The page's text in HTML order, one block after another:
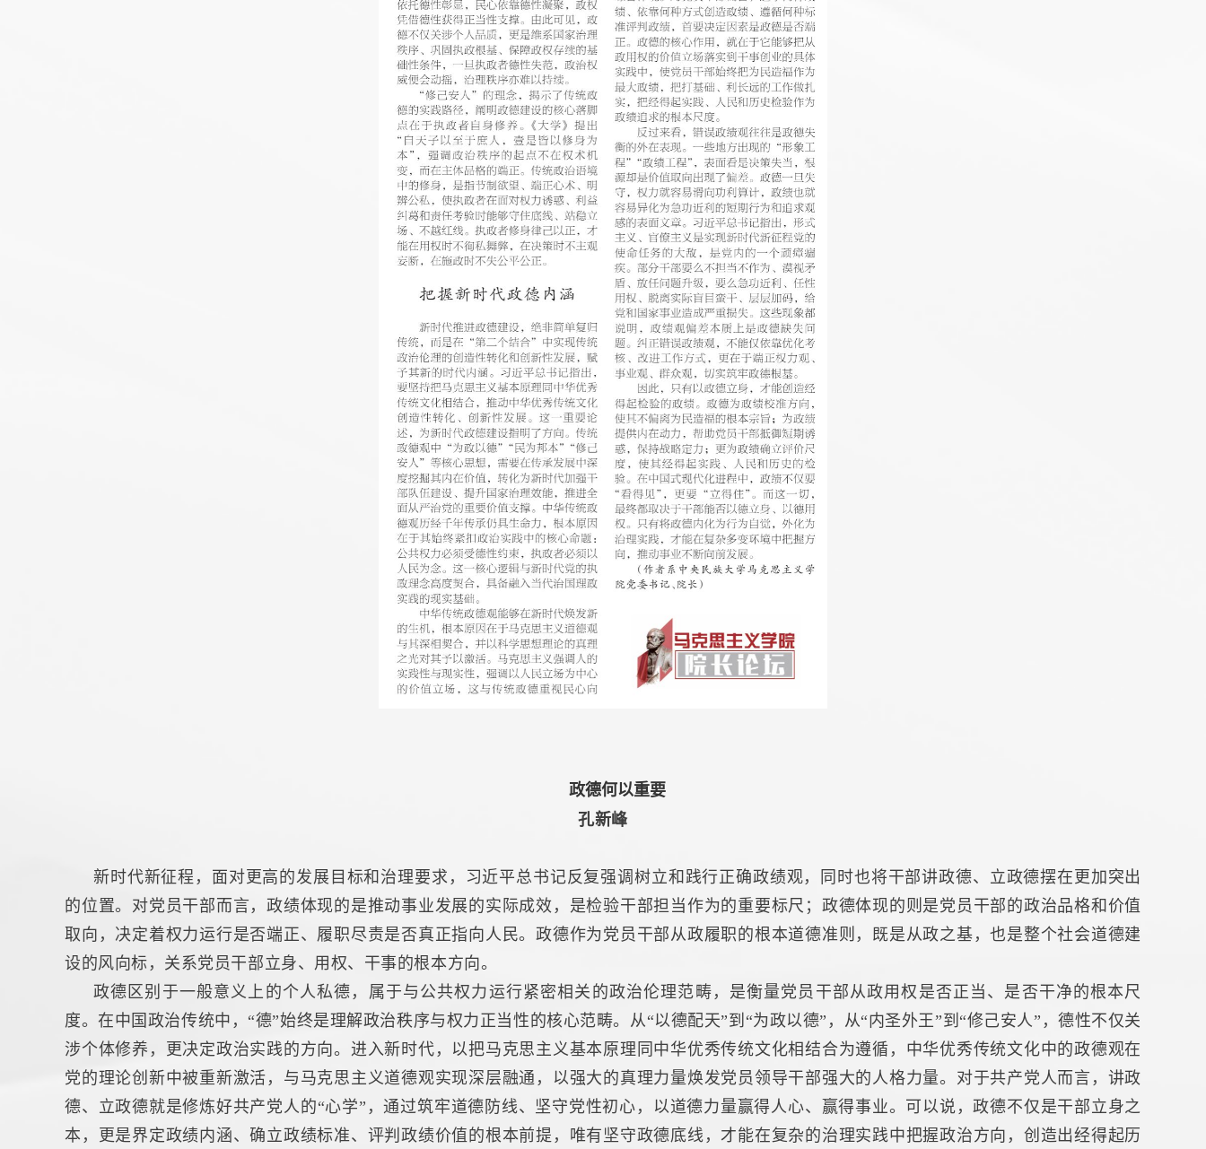
政德何以重要
孔新峰
新时代新征程，面对更高的发展目标和治理要求，习近平总书记反复强调树立和践行正确政绩观，同时也将干部讲政德、立政德摆在更加突出
的位置。对党员干部而言，政绩体现的是推动事业发展的实际成效，是检验干部担当作为的重要标尺；政德体现的则是党员干部的政治品格和价值
取向，决定着权力运行是否端正、履职尽责是否真正指向人民。政德作为党员干部从政履职的根本道德准则，既是从政之基，也是整个社会道德建
设的风向标，关系党员干部立身、用权、干事的根本方向。
政德区别于一般意义上的个人私德，属于与公共权力运行紧密相关的政治伦理范畴，是衡量党员干部从政用权是否正当、是否干净的根本尺
度。在中国政治传统中，“德”始终是理解政治秩序与权力正当性的核心范畴。从“以德配天”到“为政以德”，从“内圣外王”到“修己安人”，德性不仅关
涉个体修养，更决定政治实践的方向。进入新时代，以把马克思主义基本原理同中华优秀传统文化相结合为遵循，中华优秀传统文化中的政德观在
党的理论创新中被重新激活，与马克思主义道德观实现深层融通，以强大的真理力量焕发党员领导干部强大的人格力量。对于共产党人而言，讲政
德、立政德就是修炼好共产党人的“心学”，通过筑牢道德防线、坚守党性初心，以道德力量赢得人心、赢得事业。可以说，政德不仅是干部立身之
本，更是界定政绩内涵、确立政绩标准、评判政绩价值的根本前提，唯有坚守政德底线，才能在复杂的治理实践中把握政治方向，创造出经得起历